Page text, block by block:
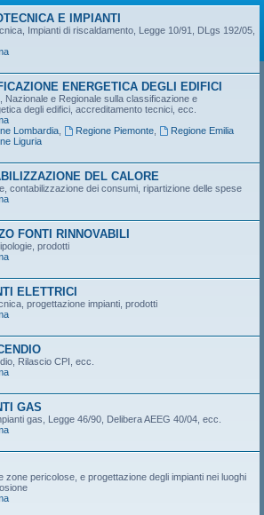
c
E IMPIANTI
Impianti di riscaldamento, Legge 10/91, DLgs 192/05,
ENERGETICA DEGLI EDIFICI
Nazionale e Regionale sulla classificazione e
degli edifici, accreditamento tecnici, ecc.
Lombardia, Regione Piemonte,
Regione Emilia
Liguria
DEL CALORE
contabilizzazione dei consumi, ripartizione delle spese
FONTI RINNOVABILI
prodotti
ELETTRICI
progettazione impianti, prodotti
Rilascio CPI, ecc.
GAS
gas, Legge 46/90, Delibera AEEG 40/04, ecc.
zone pericolose, e progettazione degli impianti nei luoghi